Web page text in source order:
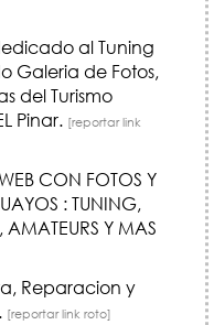
al Tuning
Galeria de Fotos,
del Turismo
Pinar. [reportar link
CON FOTOS Y
: TUNING,
Y MAS
Reparacion y
[reportar link roto]